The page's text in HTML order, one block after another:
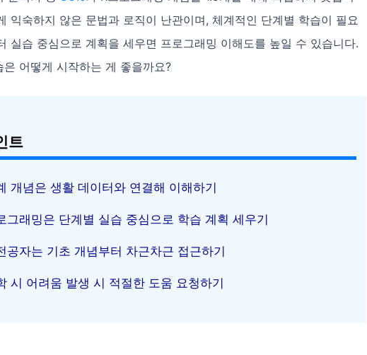
익숙하지 않은 문법과 로직이 난관이며, 체계적인 단계별 학습이 필요
실습 중심으로 계획을 세우면 프로그래밍 이해도를 높일 수 있습니다.
은 어떻게 시작하는 게 좋을까요?
트
개념은 생활 데이터와 연결해 이해하기
그래밍은 단계별 실습 중심으로 학습 계획 세우기
공자는 기초 개념부터 차근차근 접근하기
시 어려움 발생 시 적절한 도움 요청하기